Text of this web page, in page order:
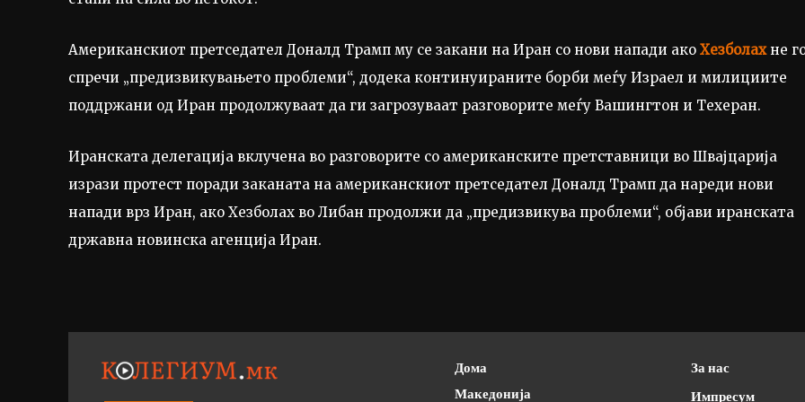
Американскиот претседател Доналд Трамп му се закани на Иран со нови напади ако Хезболахне
спречи „предизвикувањето проблеми“, додека континуираните борби меѓу Израел и милициите
поддржани од Иран продолжуваат да ги загрозуваат разговорите меѓу Вашингтон и Техеран.
Иранската делегација вклучена во разговорите со американските претставници во Швајцарија
изрази протест поради заканата на американскиот претседател Доналд Трамп да нареди нови
напади врз Иран, ако Хезболах во Либан продолжи да „предизвикува проблеми“, објави иранската
државна новинска агенција Иран.
Дома
Македонија
За нас
Импресум